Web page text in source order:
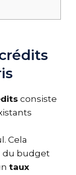
consiste
Cela
du budget
taux